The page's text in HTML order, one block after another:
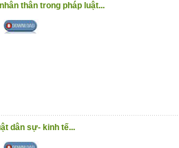
Bộ luật Hình sự năm
sách đã ra đời.
thiệu đến bạn đọc !
thân trong pháp luật...
dân sự- kinh tế...